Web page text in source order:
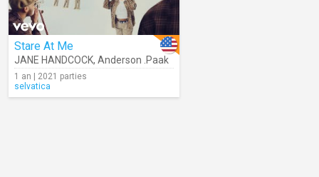
Stare At Me
JANE HANDCOCK, Anderson .Paak
1 an | 2021 parties
selvatica